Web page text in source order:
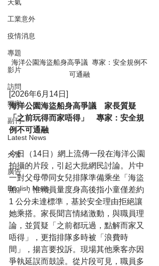
天氣
工業意外
疫情消息
專題
影片
訪問
獨家
副刊
Latest News
火警
廣告
English News
海洋公園海盜船身高爭議  專家：安全規例不
可通融
[2026年6月14日]
海洋公園海盜船身高爭議　家長質疑
「之前玩得而家唔得」　專家：安全規
例不可通融
今日（14日）網上流傳一段在海洋公園
拍攝的片段，引起大批網民討論。片中
一對父母帶同女兒排隊準備乘坐「海盜
船」，惟職員量度身高後指小童僅差約
1 公分未達標準，基於安全理由拒絕讓
她乘搭。家長聞言情緒激動，與職員理
論，並質疑「之前都玩過，點解而家又
唔得」，更指排隊多時被「浪費時
間」，揚言要投訴。現場其他乘客亦因
爭執延誤而鼓譟。從片段可見，職員多